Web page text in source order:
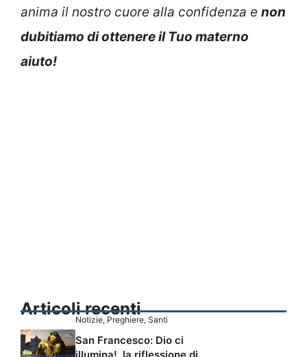
anima il nostro cuore alla confidenza e non
dubitiamo di ottenere il Tuo materno
aiuto!
Articoli recenti
Notizie, Preghiere, Santi
San Francesco: Dio ci
illumina!, la riflessione di